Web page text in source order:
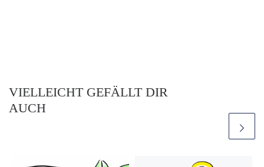
VIELLEICHT GEFÄLLT DIR
AUCH